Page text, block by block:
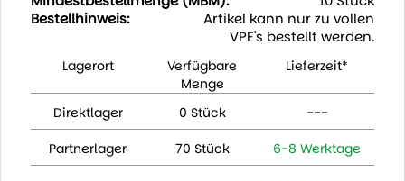
Bestellhinweis:
Artikel kann nur zu vollen
VPE's bestellt werden.
Lagerort
Verfügbare
Menge
Lieferzeit*
Direktlager 0 Stück ---
Partnerlager 70 Stück 6-8 Werktage